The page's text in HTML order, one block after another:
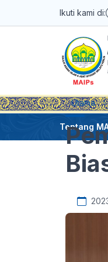
Ikuti kami di:
Tentang
Utama